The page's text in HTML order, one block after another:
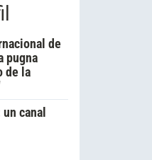
de
pugna
de la
canal